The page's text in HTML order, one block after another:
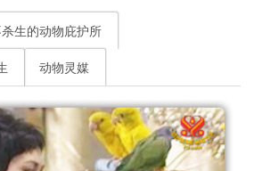
生的动物庇护所
动物灵媒